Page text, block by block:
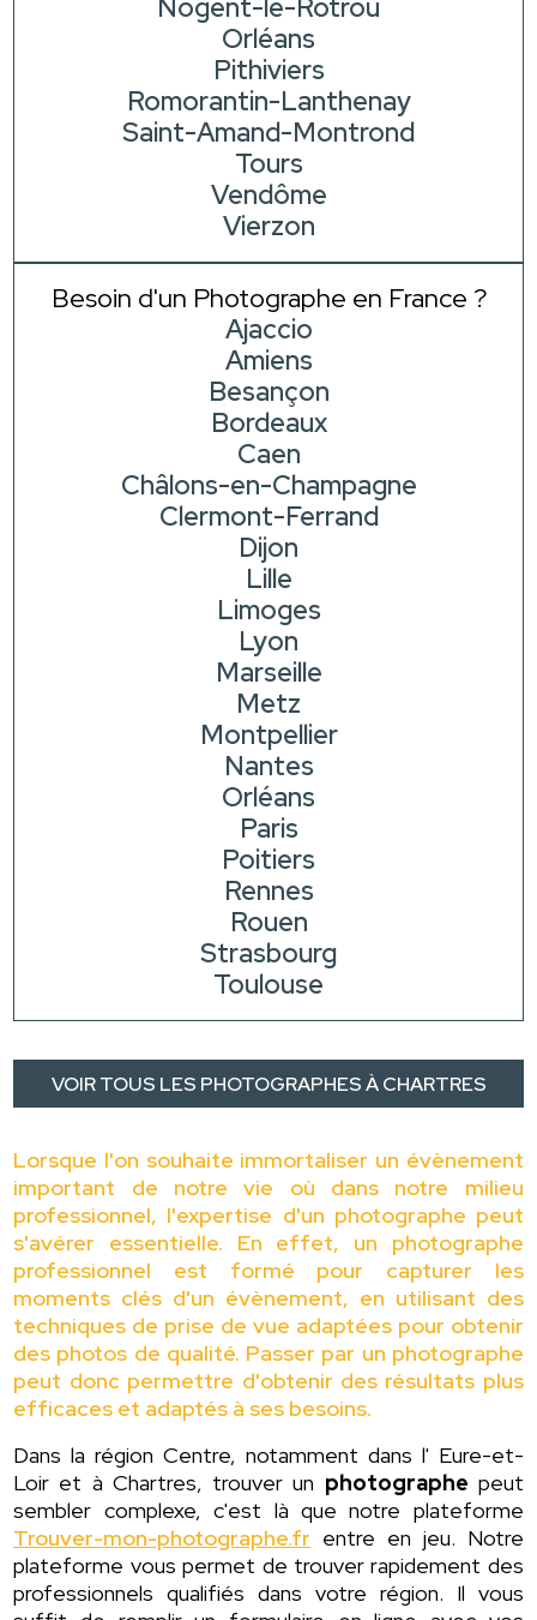
Nogent-le-Rotrou
Orléans
Pithiviers
Romorantin-Lanthenay
Saint-Amand-Montrond
Tours
Vendôme
Vierzon
Besoin d'un Photographe en France ?
Ajaccio
Amiens
Besançon
Bordeaux
Caen
Châlons-en-Champagne
Clermont-Ferrand
Dijon
Lille
Limoges
Lyon
Marseille
Metz
Montpellier
Nantes
Orléans
Paris
Poitiers
Rennes
Rouen
Strasbourg
Toulouse
VOIR TOUS LES PHOTOGRAPHES À CHARTRES
Lorsque l'on souhaite immortaliser un évènement
important de notre vie où dans notre milieu
professionnel, l'expertise d'un photographe peut
s'avérer essentielle. En effet, un photographe
professionnel est formé pour capturer les
moments clés d'un évènement, en utilisant des
techniques de prise de vue adaptées pour obtenir
des photos de qualité. Passer par un photographe
peut donc permettre d'obtenir des résultats plus
efficaces et adaptés à ses besoins.
Dans la région Centre, notamment dans l' Eure-et-
Loir et à Chartres, trouver un photographe peut
sembler complexe, c'est là que notre plateforme
Trouver-mon-photographe.fr entre en jeu. Notre
plateforme vous permet de trouver rapidement des
professionnels qualifiés dans votre région. Il vous